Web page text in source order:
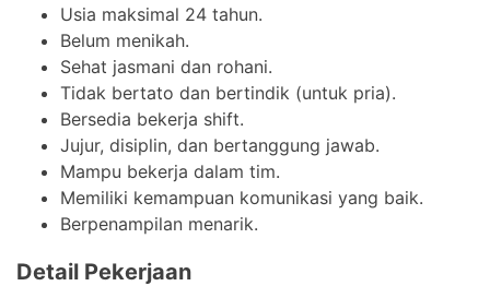
Usia maksimal 24 tahun.
Belum menikah.
Sehat jasmani dan rohani.
Tidak bertato dan bertindik (untuk pria).
Bersedia bekerja shift.
Jujur, disiplin, dan bertanggung jawab.
Mampu bekerja dalam tim.
Memiliki kemampuan komunikasi yang baik.
Berpenampilan menarik.
Detail Pekerjaan